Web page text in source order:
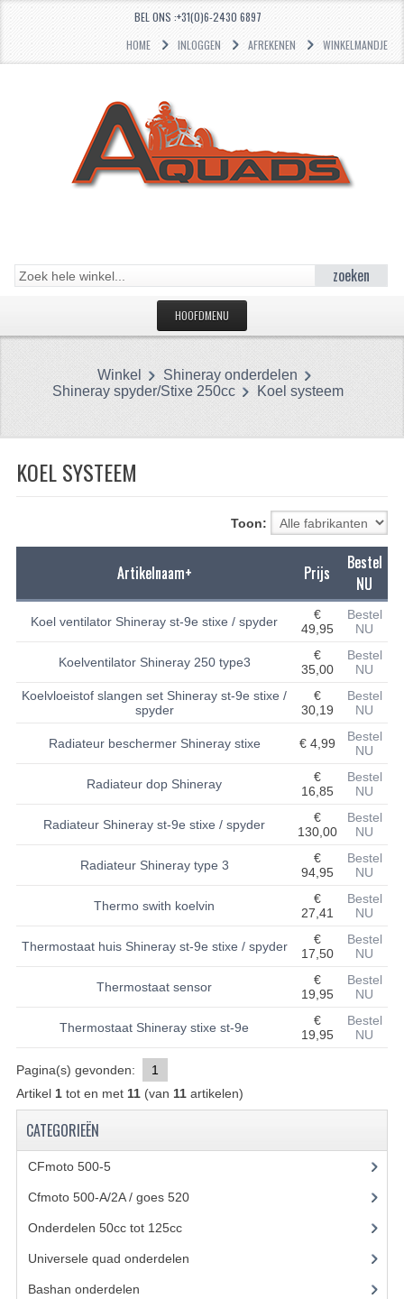
BEL ONS :+31(0)6-2430 6897
HOME
INLOGGEN AFREKENEN WINKELMANDJE
zoeken
HOOFDMENU
CATEGORIEËN
PAKKINGEN
PLASTIC PARTS
ONDERDELEN 50CC TOT 125CC
BASHAN 200S-7-200S-A
BRANDSTOF SYSTEEM
ELEKTRONICA
KABELS
KAPPEN EN FRAME
KETTING EN TANDWIELEN
MOTOR
Winkel
Shineray onderdelen
Shineray spyder/Stixe 250cc
Koel systeem
KOEL SYSTEEM
Toon:
Artikelnaam+ Prijs
Bestel
NU
Koel ventilator Shineray st-9e stixe / spyder
€
49,95
Bestel
NU
Koelventilator Shineray 250 type3
€
35,00
Bestel
NU
Koelvloeistof slangen set Shineray st-9e stixe /
spyder
€
30,19
Bestel
NU
Radiateur beschermer Shineray stixe € 4,99
Bestel
NU
Radiateur dop Shineray
€
16,85
Bestel
NU
Radiateur Shineray st-9e stixe / spyder
€
130,00
Bestel
NU
Radiateur Shineray type 3
€
94,95
Bestel
NU
Thermo swith koelvin
€
27,41
Bestel
NU
Thermostaat huis Shineray st-9e stixe / spyder
€
17,50
Bestel
NU
Thermostaat sensor
€
19,95
Bestel
NU
Thermostaat Shineray stixe st-9e
€
19,95
Bestel
NU
Pagina(s) gevonden:
1
Artikel 1tot en met 11(van 11artikelen)
CATEGORIEËN
CFmoto 500-5(5)
Cfmoto 500-A/2A / goes 520(347)
Onderdelen 50cc tot 125cc(49)
Universele quad onderdelen
Bashan onderdelen